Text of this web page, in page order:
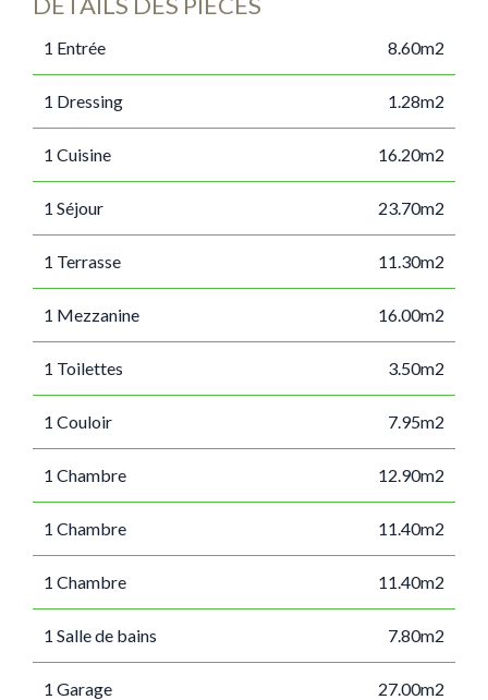
1 Entrée 8.60m2
1 Dressing 1.28m2
1 Cuisine 16.20m2
1 Séjour 23.70m2
1 Terrasse 11.30m2
1 Mezzanine 16.00m2
1 Toilettes 3.50m2
1 Couloir 7.95m2
1 Chambre 12.90m2
1 Chambre 11.40m2
1 Chambre 11.40m2
1 Salle de bains 7.80m2
1 Garage 27.00m2